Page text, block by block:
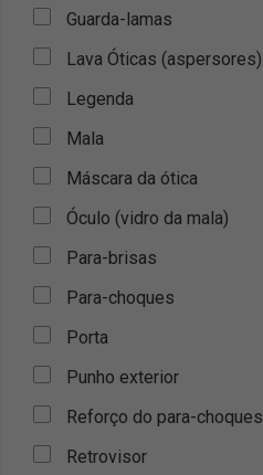
Guarda-lamas
Lava Óticas (aspersores)
Legenda
Mala
Máscara da ótica
Óculo (vidro da mala)
Para-brisas
Para-choques
Porta
Punho exterior
Reforço do para-choques
Retrovisor